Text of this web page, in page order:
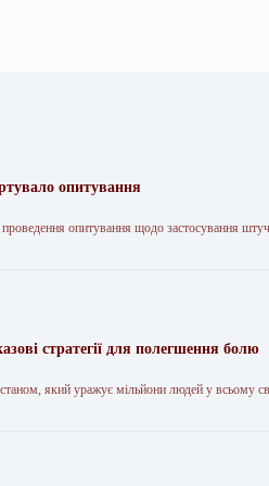
опитування
опитування щодо застосування
стратегії для полегшення болю
який уражує мільйони людей у всьому